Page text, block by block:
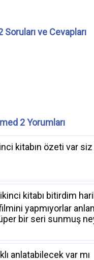
ve Cevapları
2 Yorumları
kitabın özeti var
kitabı bitirdim
yapmıyorlar
bir seri sunmuş
anlatabilecek var mı